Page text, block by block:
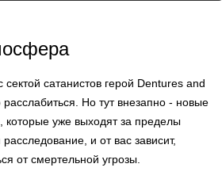
сатанистов герой Dentures and
Но тут внезапно - новые
которые уже выходят за пределы
и от вас зависит,
от смертельной угрозы.